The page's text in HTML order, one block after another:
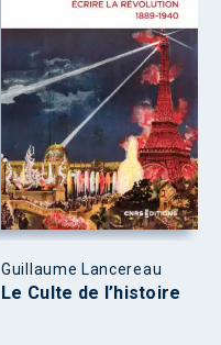
Guillaume Lancereau
Le Culte de l’histoire